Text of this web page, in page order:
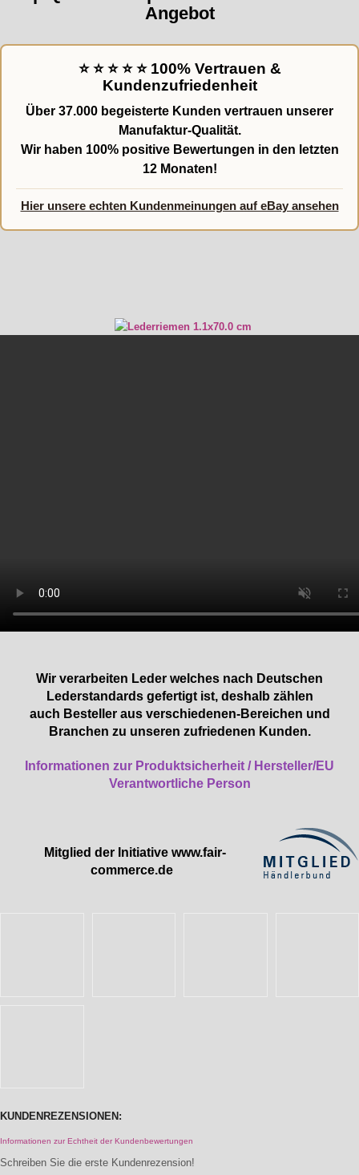
Angebot
⭐ ⭐ ⭐ ⭐ ⭐ 100% Vertrauen &
Kundenzufriedenheit
Über 37.000 begeisterte Kunden vertrauen unserer
Manufaktur-Qualität.
Wir haben 100% positive Bewertungen in den letzten
12 Monaten!
Hier unsere echten Kundenmeinungen auf eBay ansehen
Wir verarbeiten Leder welches nach Deutschen
Lederstandards gefertigt ist, deshalb zählen
auch Besteller aus verschiedenen-Bereichen und
Branchen zu unseren zufriedenen Kunden.
Informationen zur Produktsicherheit / Hersteller/EU
Verantwortliche Person
Mitglied der Initiative www.fair-
commerce.de
KUNDENREZENSIONEN:
Informationen zur Echtheit der Kundenbewertungen
Schreiben Sie die erste Kundenrezension!